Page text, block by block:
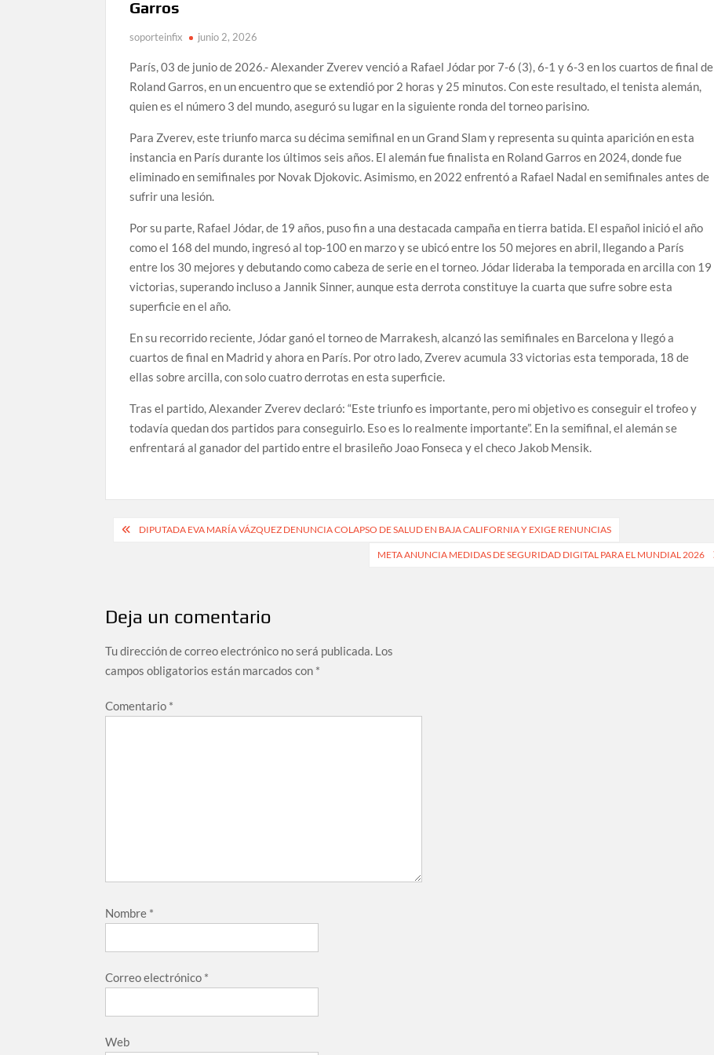
Garros
soporteinfix junio 2, 2026
París, 03 de junio de 2026.- Alexander Zverev venció a Rafael Jódar por 7-6 (3), 6-1 y 6-3 en los cuartos de final de
Roland Garros, en un encuentro que se extendió por 2 horas y 25 minutos. Con este resultado, el tenista alemán,
quien es el número 3 del mundo, aseguró su lugar en la siguiente ronda del torneo parisino.
Para Zverev, este triunfo marca su décima semifinal en un Grand Slam y representa su quinta aparición en esta
instancia en París durante los últimos seis años. El alemán fue finalista en Roland Garros en 2024, donde fue
eliminado en semifinales por Novak Djokovic. Asimismo, en 2022 enfrentó a Rafael Nadal en semifinales antes de
sufrir una lesión.
Por su parte, Rafael Jódar, de 19 años, puso fin a una destacada campaña en tierra batida. El español inició el año
como el 168 del mundo, ingresó al top-100 en marzo y se ubicó entre los 50 mejores en abril, llegando a París
entre los 30 mejores y debutando como cabeza de serie en el torneo. Jódar lideraba la temporada en arcilla con 19
victorias, superando incluso a Jannik Sinner, aunque esta derrota constituye la cuarta que sufre sobre esta
superficie en el año.
En su recorrido reciente, Jódar ganó el torneo de Marrakesh, alcanzó las semifinales en Barcelona y llegó a
cuartos de final en Madrid y ahora en París. Por otro lado, Zverev acumula 33 victorias esta temporada, 18 de
ellas sobre arcilla, con solo cuatro derrotas en esta superficie.
Tras el partido, Alexander Zverev declaró: “Este triunfo es importante, pero mi objetivo es conseguir el trofeo y
todavía quedan dos partidos para conseguirlo. Eso es lo realmente importante”. En la semifinal, el alemán se
enfrentará al ganador del partido entre el brasileño Joao Fonseca y el checo Jakob Mensik.
Navegación
DIPUTADA EVA MARÍA VÁZQUEZ DENUNCIA COLAPSO DE SALUD EN BAJA CALIFORNIA Y EXIGE RENUNCIAS
META ANUNCIA MEDIDAS DE SEGURIDAD DIGITAL PARA EL MUNDIAL 2026
Deja un comentario
Tu dirección de correo electrónico no será publicada. Los
campos obligatorios están marcados con *
Comentario *
Nombre *
Correo electrónico *
Web